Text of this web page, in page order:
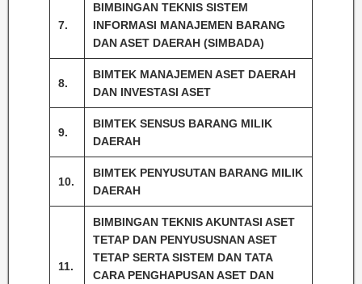
7.
BIMBINGAN TEKNIS SISTEM
INFORMASI MANAJEMEN BARANG
DAN ASET DAERAH (SIMBADA)
8.
BIMTEK MANAJEMEN ASET DAERAH
DAN INVESTASI ASET
9.
BIMTEK SENSUS BARANG MILIK
DAERAH
10.
BIMTEK PENYUSUTAN BARANG MILIK
DAERAH
11.
BIMBINGAN TEKNIS AKUNTASI ASET
TETAP DAN PENYUSUSNAN ASET
TETAP SERTA SISTEM DAN TATA
CARA PENGHAPUSAN ASET DAN